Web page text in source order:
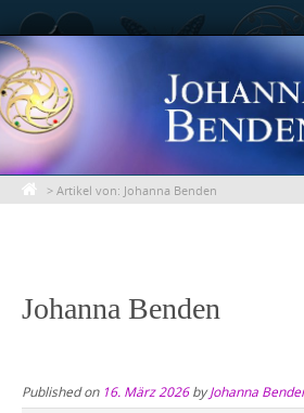
Skip
to
content
> Artikel von: Johanna Benden
Johanna Benden
Published on 16. März 2026byJohanna